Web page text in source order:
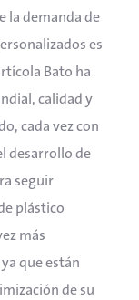
la demanda de
es
Bato ha
calidad y
cada vez con
desarrollo de
seguir
plástico
más
que están
de su